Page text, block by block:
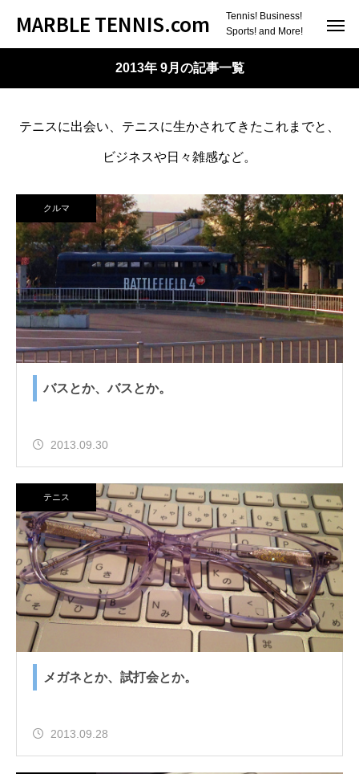
MARBLE TENNIS.com
Tennis! Business!
Sports! and More!
2013年 9月の記事一覧
テニスに出会い、テニスに生かされてきたこれまでと、
ビジネスや日々雑感など。
クルマ
バスとか、バスとか。
2013.09.30
テニス
メガネとか、試打会とか。
2013.09.28